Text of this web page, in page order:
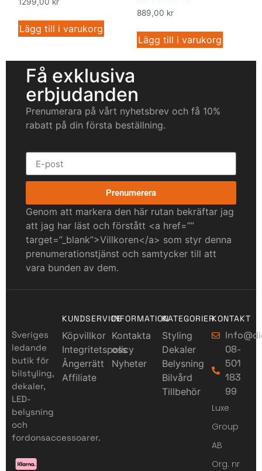
Lägg till i varukorg
889,00 kr
Lägg till i varukorg
Få exklusiva
erbjudanden
Prenumerara på vårt nyhetsbrev och få 10%
rabatt på din första beställning.
Prenumerera
Genom att markera den här rutan bekräftar jag
att jag har läst och förstått <a href=””
target=”_blank”>Villkoren</a> som styr denna
prenumerationstjänst och samtycker till att
vara bunden av dem.
Sveriges
ledande
butik för
bilstyling,
dekaler,
LED-
belysning
och
fordonsaccessoarer.
KUNDSERVICE
Köpvillkor
Integritetspolicy
Ångerrätt
Affiliate
INFORMATION
Kontakta
oss
Nyheter
KATEGORIER
Styling
Dekaler
Belysning
Bilvård
Tillbehör
KONTAKT
08-
501
183
99
Luxe
Group
AB
Org. nr